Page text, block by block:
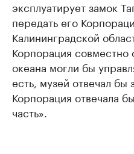
эксплуатирует замок
передать его
Калининградской
Корпорация
океана могли бы
есть, музей отвечал бы
Корпорация отвечала
часть».